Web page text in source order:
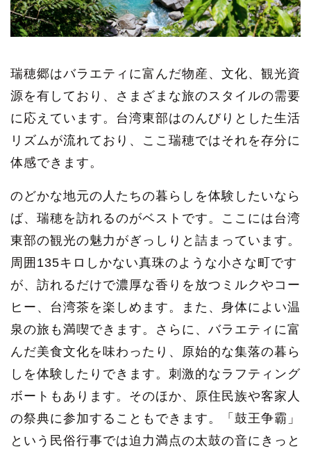
瑞穂郷はバラエティに富んだ物産、文化、観光資
源を有しており、さまざまな旅のスタイルの需要
に応えています。台湾東部はのんびりとした生活
リズムが流れており、ここ瑞穂ではそれを存分に
体感できます。
のどかな地元の人たちの暮らしを体験したいなら
ば、瑞穂を訪れるのがベストです。ここには台湾
東部の観光の魅力がぎっしりと詰まっています。
周囲135キロしかない真珠のような小さな町です
が、訪れるだけで濃厚な香りを放つミルクやコー
ヒー、台湾茶を楽しめます。また、身体によい温
泉の旅も満喫できます。さらに、バラエティに富
んだ美食文化を味わったり、原始的な集落の暮ら
しを体験したりできます。刺激的なラフティング
ボートもあります。そのほか、原住民族や客家人
の祭典に参加することもできます。「鼓王争霸」
という民俗行事では迫力満点の太鼓の音にきっと